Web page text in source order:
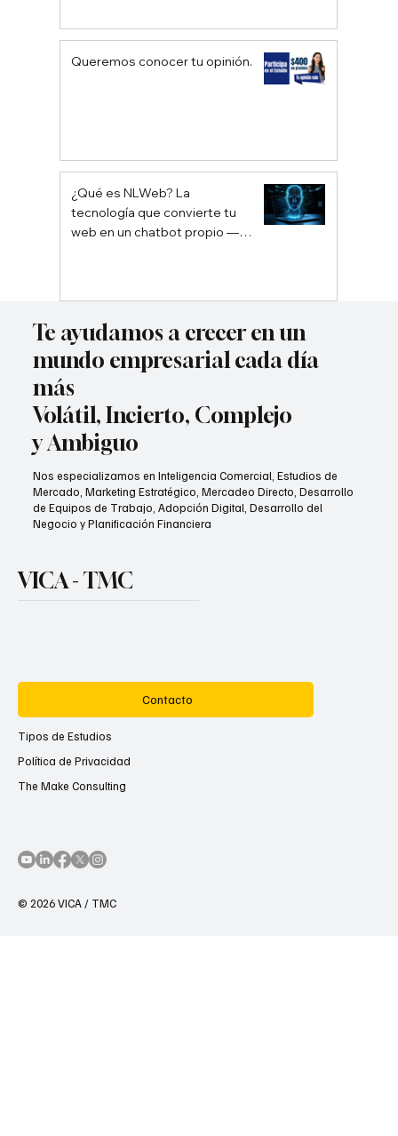
Queremos conocer tu opinión.
¿Qué es NLWeb? La
tecnología que convierte tu
web en un chatbot propio —
Te ayudamos a crecer en un
mundo empresarial cada día
más
Volátil, Incierto, Complejo
y Ambiguo
Nos especializamos en Inteligencia Comercial, Estudios de
Mercado, Marketing Estratégico, Mercadeo Directo, Desarrollo
de Equipos de Trabajo, Adopción Digital, Desarrollo del
Negocio y Planificación Financiera
VICA - TMC
Contacto
Tipos de Estudios
Política de Privacidad
The Make Consulting
© 2026 VICA / TMC